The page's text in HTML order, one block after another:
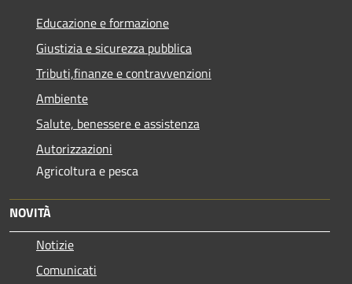
Educazione e formazione
Giustizia e sicurezza pubblica
Tributi,finanze e contravvenzioni
Ambiente
Salute, benessere e assistenza
Autorizzazioni
Agricoltura e pesca
NOVITÀ
Notizie
Comunicati